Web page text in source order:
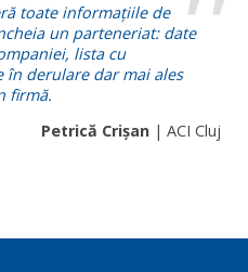
toate informațiile de
un parteneriat: date
lista cu
în derulare dar mai ales
firmă.
Petrică Crișan | ACI Cluj